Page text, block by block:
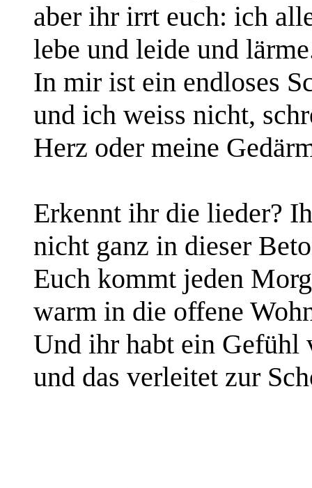
aber ihr irrt euch: ich
lebe und leide und
In mir ist ein endloses
und ich weiss nicht,
Herz oder meine
Erkennt ihr die lieder?
nicht ganz in dieser
Euch kommt jeden
warm in die offene
Und ihr habt ein Gefühl
und das verleitet zur